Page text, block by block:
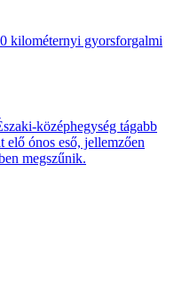
kilométernyi gyorsforgalmi
középhegység tágabb
elő ónos eső, jellemzően
megszűnik.